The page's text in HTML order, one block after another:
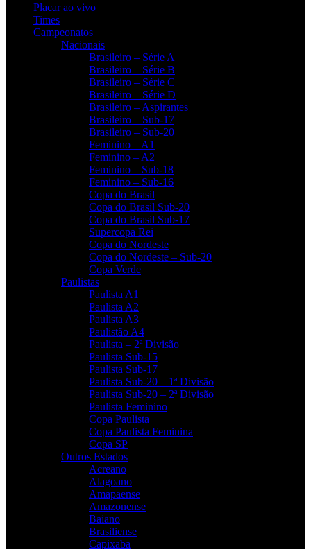
Placar ao vivo
Times
Campeonatos
Nacionais
Brasileiro – Série A
Brasileiro – Série B
Brasileiro – Série C
Brasileiro – Série D
Brasileiro – Aspirantes
Brasileiro – Sub-17
Brasileiro – Sub-20
Feminino – A1
Feminino – A2
Feminino – Sub-18
Feminino – Sub-16
Copa do Brasil
Copa do Brasil Sub-20
Copa do Brasil Sub-17
Supercopa Rei
Copa do Nordeste
Copa do Nordeste – Sub-20
Copa Verde
Paulistas
Paulista A1
Paulista A2
Paulista A3
Paulistão A4
Paulista – 2ª Divisão
Paulista Sub-15
Paulista Sub-17
Paulista Sub-20 – 1ª Divisão
Paulista Sub-20 – 2ª Divisão
Paulista Feminino
Copa Paulista
Copa Paulista Feminina
Copa SP
Outros Estados
Acreano
Alagoano
Amapaense
Amazonense
Baiano
Brasiliense
Capixaba